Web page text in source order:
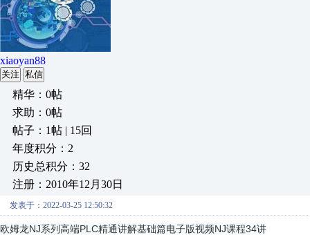
xiaoyan88
关注 私信
精华：0帖
求助：0帖
帖子：1帖 | 15回
年度积分：2
历史总积分：32
注册：2010年12月30日
发表于：2022-03-25 12:50:32
欧姆龙NJ系列高端PLC精通讲解基础篇电子版视频NJ课程34讲